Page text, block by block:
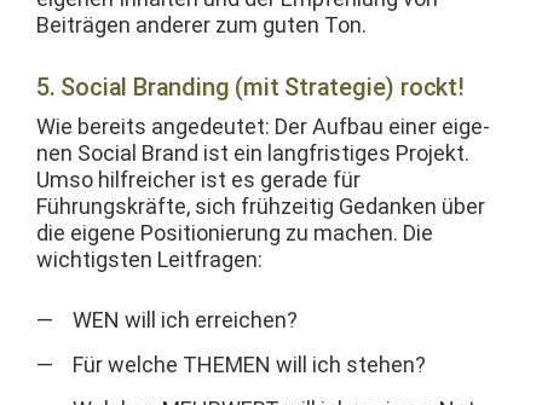
Beiträ­gen ander­er zum guten Ton.
5. Social Branding (mit Strategie) rockt!
Wie bere­its angedeutet: Der Auf­bau ein­er eige­
nen Social Brand ist ein langfristiges Pro­jekt.
Umso hil­fre­ich­er ist es ger­ade für
Führungskräfte, sich frühzeit­ig Gedanken über
die eigene Posi­tion­ierung zu machen. Die
wichtig­sten Leitfragen:
WEN will ich erreichen?
Für welche THEMEN will ich stehen?